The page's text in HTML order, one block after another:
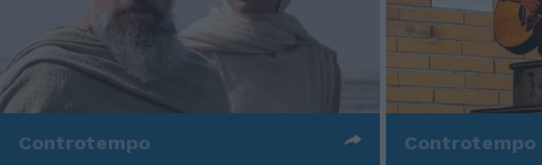
Controtempo Controtempo